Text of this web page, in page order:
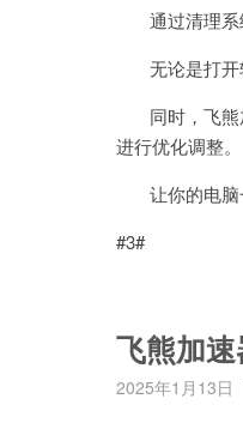
通过清理系
无论是打开
同时，飞熊
进行优化调整。
让你的电脑
#3#
飞熊加
2025年1月13日